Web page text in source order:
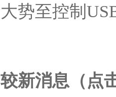
大势至控制
较新消息（点